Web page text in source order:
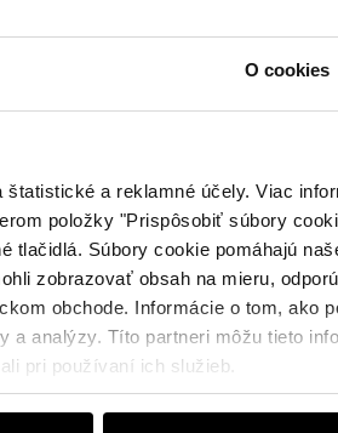
O cookies
a reklamné účely. Viac
položky "Prispôsobiť súbory
Súbory cookie pomáhajú
zobrazovať obsah na mieru,
obchode. Informácie o tom, ako
a analýzy. Títo partneri môžu tieto
pri používaní ich služieb.
Zloženie a rozmery